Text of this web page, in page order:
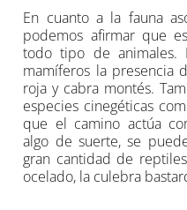
En cuanto a la fauna
podemos afirmar que
todo tipo de animales.
mamíferos la presencia
roja y cabra montés.
especies cinegéticas
que el camino actúa
algo de suerte, se
gran cantidad de
ocelado, la culebra